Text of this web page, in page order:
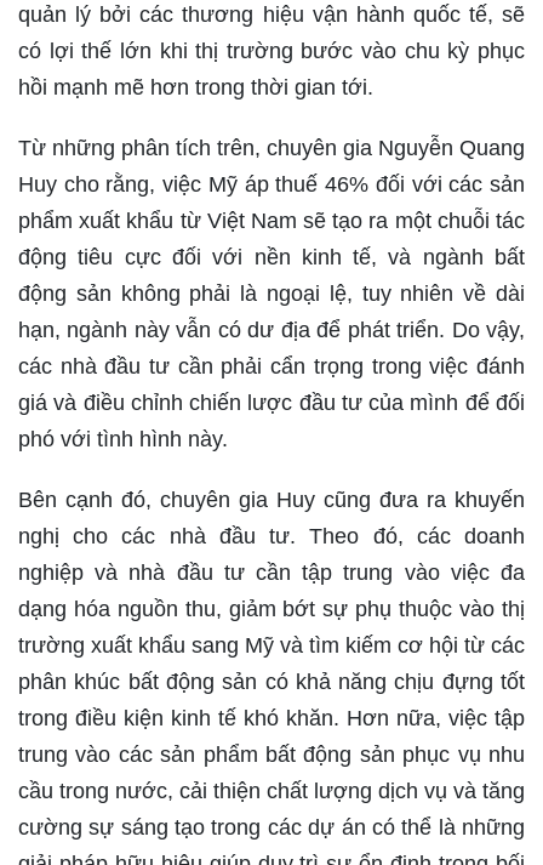
quản lý bởi các thương hiệu vận hành quốc tế, sẽ
có lợi thế lớn khi thị trường bước vào chu kỳ phục
hồi mạnh mẽ hơn trong thời gian tới.
Từ những phân tích trên, chuyên gia Nguyễn Quang
Huy cho rằng, việc Mỹ áp thuế 46% đối với các sản
phẩm xuất khẩu từ Việt Nam sẽ tạo ra một chuỗi tác
động tiêu cực đối với nền kinh tế, và ngành bất
động sản không phải là ngoại lệ, tuy nhiên về dài
hạn, ngành này vẫn có dư địa để phát triển. Do vậy,
các nhà đầu tư cần phải cẩn trọng trong việc đánh
giá và điều chỉnh chiến lược đầu tư của mình để đối
phó với tình hình này.
Bên cạnh đó, chuyên gia Huy cũng đưa ra khuyến
nghị cho các nhà đầu tư. Theo đó, các doanh
nghiệp và nhà đầu tư cần tập trung vào việc đa
dạng hóa nguồn thu, giảm bớt sự phụ thuộc vào thị
trường xuất khẩu sang Mỹ và tìm kiếm cơ hội từ các
phân khúc bất động sản có khả năng chịu đựng tốt
trong điều kiện kinh tế khó khăn. Hơn nữa, việc tập
trung vào các sản phẩm bất động sản phục vụ nhu
cầu trong nước, cải thiện chất lượng dịch vụ và tăng
cường sự sáng tạo trong các dự án có thể là những